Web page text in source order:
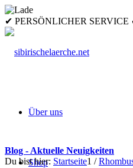
✔ PERSÖNLICHER
Über uns
Shop
Blog - Aktuelle Neuigkeiten
Du bist hier: Startseite1 /